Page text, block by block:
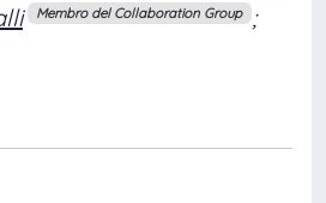
Membro del Collaboration Group ;